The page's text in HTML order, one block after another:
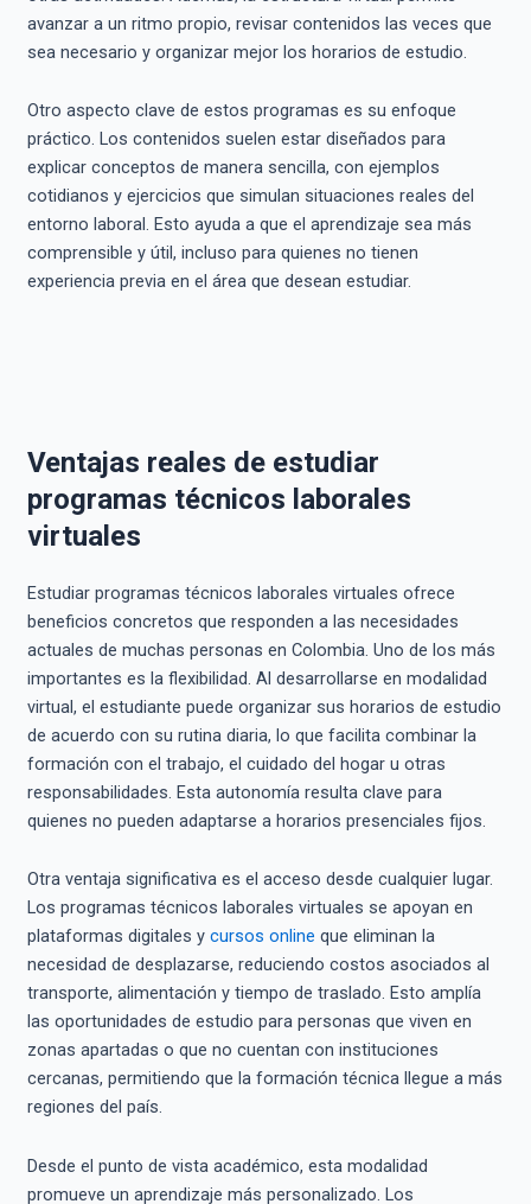
avanzar a un ritmo propio, revisar contenidos las veces que
sea necesario y organizar mejor los horarios de estudio.
Otro aspecto clave de estos programas es su enfoque
práctico. Los contenidos suelen estar diseñados para
explicar conceptos de manera sencilla, con ejemplos
cotidianos y ejercicios que simulan situaciones reales del
entorno laboral. Esto ayuda a que el aprendizaje sea más
comprensible y útil, incluso para quienes no tienen
experiencia previa en el área que desean estudiar.
Ventajas reales de estudiar
programas técnicos laborales
virtuales
Estudiar programas técnicos laborales virtuales ofrece
beneficios concretos que responden a las necesidades
actuales de muchas personas en Colombia. Uno de los más
importantes es la flexibilidad. Al desarrollarse en modalidad
virtual, el estudiante puede organizar sus horarios de estudio
de acuerdo con su rutina diaria, lo que facilita combinar la
formación con el trabajo, el cuidado del hogar u otras
responsabilidades. Esta autonomía resulta clave para
quienes no pueden adaptarse a horarios presenciales fijos.
Otra ventaja significativa es el acceso desde cualquier lugar.
Los programas técnicos laborales virtuales se apoyan en
plataformas digitales y cursos online que eliminan la
necesidad de desplazarse, reduciendo costos asociados al
transporte, alimentación y tiempo de traslado. Esto amplía
las oportunidades de estudio para personas que viven en
zonas apartadas o que no cuentan con instituciones
cercanas, permitiendo que la formación técnica llegue a más
regiones del país.
Desde el punto de vista académico, esta modalidad
promueve un aprendizaje más personalizado. Los